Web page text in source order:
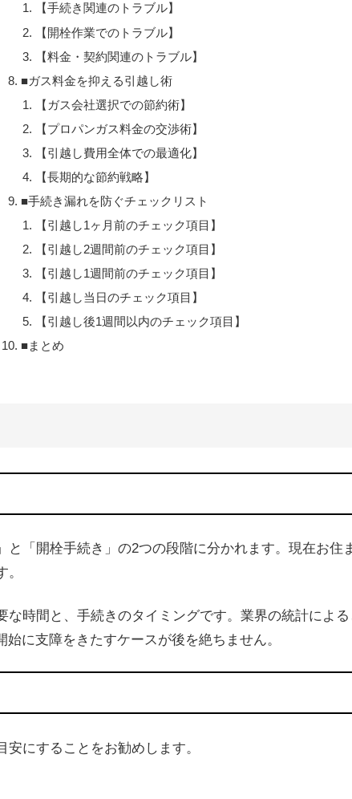
【手続き関連のトラブル】
【開栓作業でのトラブル】
【料金・契約関連のトラブル】
■ガス料金を抑える引越し術
【ガス会社選択での節約術】
【プロパンガス料金の交渉術】
【引越し費用全体での最適化】
【長期的な節約戦略】
■手続き漏れを防ぐチェックリスト
【引越し1ヶ月前のチェック項目】
【引越し2週間前のチェック項目】
【引越し1週間前のチェック項目】
【引越し当日のチェック項目】
【引越し後1週間以内のチェック項目】
■まとめ
「開栓手続き」の2つの段階に分かれます。現在お
時間と、手続きのタイミングです。業界の統計によ
に支障をきたすケースが後を絶ちません。
にすることをお勧めします。